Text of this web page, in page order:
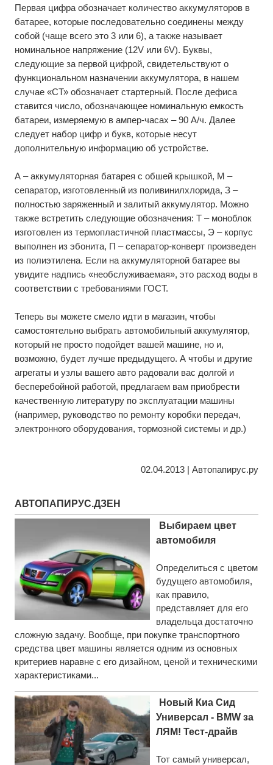
Первая цифра обозначает количество аккумуляторов в
батарее, которые последовательно соединены между
собой (чаще всего это 3 или 6), а также называет
номинальное напряжение (12V или 6V). Буквы,
следующие за первой цифрой, свидетельствуют о
функциональном назначении аккумулятора, в нашем
случае «СТ» обозначает стартерный. После дефиса
ставится число, обозначающее номинальную емкость
батареи, измеряемую в ампер-часах – 90 А/ч. Далее
следует набор цифр и букв, которые несут
дополнительную информацию об устройстве.
А – аккумуляторная батарея с обшей крышкой, М –
сепаратор, изготовленный из поливинилхлорида, З –
полностью заряженный и залитый аккумулятор. Можно
также встретить следующие обозначения: Т – моноблок
изготовлен из термопластичной пластмассы, Э – корпус
выполнен из эбонита, П – сепаратор-конверт произведен
из полиэтилена. Если на аккумуляторной батарее вы
увидите надпись «необслуживаемая», это расход воды в
соответствии с требованиями ГОСТ.
Теперь вы можете смело идти в магазин, чтобы
самостоятельно выбрать автомобильный аккумулятор,
который не просто подойдет вашей машине, но и,
возможно, будет лучше предыдущего. А чтобы и другие
агрегаты и узлы вашего авто радовали вас долгой и
бесперебойной работой, предлагаем вам приобрести
качественную литературу по эксплуатации машины
(например, руководство по ремонту коробки передач,
электронного оборудования, тормозной системы и др.)
02.04.2013 | Автопапирус.ру
АВТОПАПИРУС.ДЗЕН
Выбираем цвет
автомобиля
Определиться с цветом
будущего автомобиля,
как правило,
представляет для его
владельца достаточно
сложную задачу. Вообще, при покупке транспортного
средства цвет машины является одним из основных
критериев наравне с его дизайном, ценой и техническими
характеристиками...
Новый Киа Сид
Универсал - BMW за
ЛЯМ! Тест-драйв
Тот самый универсал,